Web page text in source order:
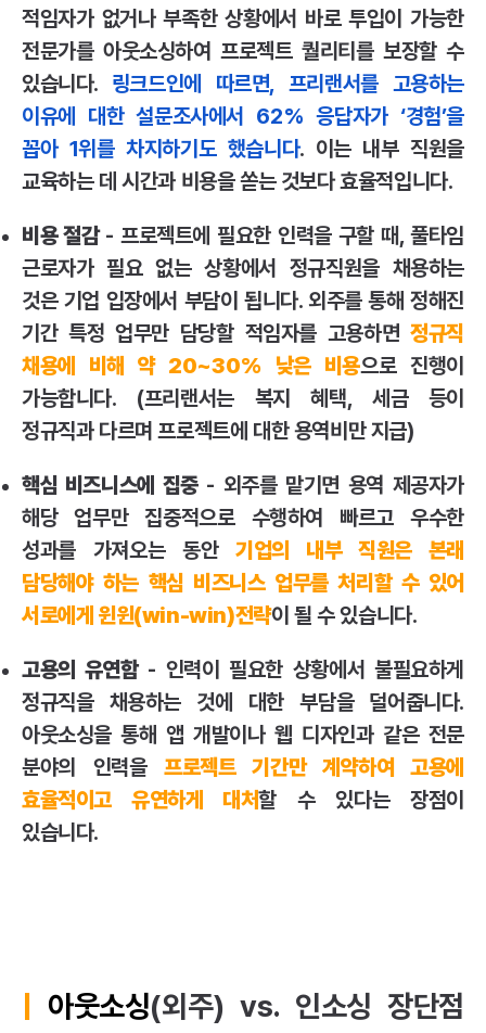
적임자가 없거나 부족한 상황에서 바로 투입이 가능한
전문가를 아웃소싱하여 프로젝트 퀄리티를 보장할 수
있습니다. 링크드인에 따르면, 프리랜서를 고용하는
이유에 대한 설문조사에서 62% 응답자가 ‘경험’을
꼽아 1위를 차지하기도 했습니다. 이는 내부 직원을
교육하는 데 시간과 비용을 쏟는 것보다 효율적입니다.
비용 절감- 프로젝트에 필요한 인력을 구할 때, 풀타임
근로자가 필요 없는 상황에서 정규직원을 채용하는
것은 기업 입장에서 부담이 됩니다. 외주를 통해 정해진
기간 특정 업무만 담당할 적임자를 고용하면정규직
채용에 비해 약 20~30% 낮은 비용으로 진행이
가능합니다. (프리랜서는 복지 혜택, 세금 등이
정규직과 다르며 프로젝트에 대한 용역비만 지급)
핵심 비즈니스에 집중- 외주를 맡기면 용역 제공자가
해당 업무만 집중적으로 수행하여 빠르고 우수한
성과를 가져오는 동안기업의 내부 직원은 본래
담당해야 하는 핵심 비즈니스 업무를 처리할 수 있어
서로에게 윈윈(win-win)전략이 될 수 있습니다.
고용의 유연함- 인력이 필요한 상황에서 불필요하게
정규직을 채용하는 것에 대한 부담을 덜어줍니다.
아웃소싱을 통해 앱 개발이나웹 디자인과 같은 전문
분야의 인력을프로젝트 기간만 계약하여 고용에
효율적이고 유연하게 대처할 수 있다는 장점이
있습니다.
아웃소싱(외주) vs. 인소싱 장단점